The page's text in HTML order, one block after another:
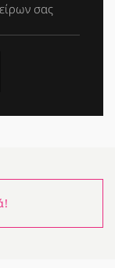
σας